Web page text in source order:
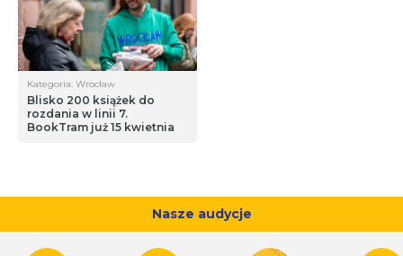
Kategoria: Wrocław
Blisko 200 książek do
rozdania w linii 7.
BookTram już 15 kwietnia
Nasze audycje